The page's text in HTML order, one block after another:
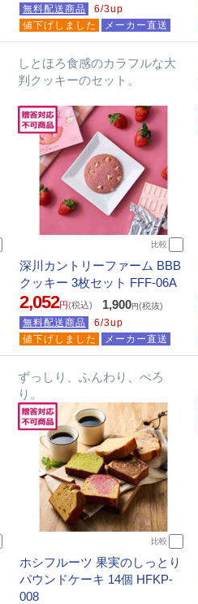
無料配送商品
6/3up
値下げしました
メーカー直送
しとほろ食感のカラフルな大
判クッキーのセット。
比較
深川カントリーファーム BBB
クッキー 3枚セット FFF-06A
2,052円(税込) 1,900円(税抜)
無料配送商品
6/3up
値下げしました
メーカー直送
ずっしり、ふんわり、ぺろ
り。
比較
ホシフルーツ 果実のしっとり
パウンドケーキ 14個 HFKP-
008